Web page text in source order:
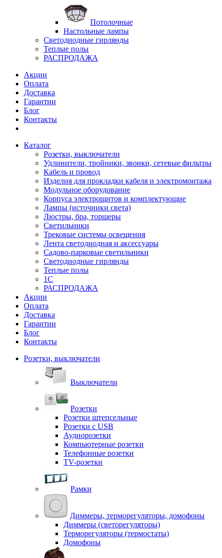
Потолочные
Настольные лампы
Светодиодные гирлянды
Теплые полы
РАСПРОДАЖА
Акции
Оплата
Доставка
Гарантии
Блог
Контакты
Каталог
Розетки, выключатели
Удлинители, тройники, звонки, сетевые фильтры
Кабель и провод
Изделия для прокладки кабеля и электромонтажа
Модульное оборудование
Корпуса электрощитов и комплектующие
Лампы (источники света)
Люстры, бра, торшеры
Светильники
Трековые системы освещения
Лента светодиодная и аксессуары
Садово-парковые светильники
Светодиодные гирлянды
Теплые полы
1С
РАСПРОДАЖА
Акции
Оплата
Доставка
Гарантии
Блог
Контакты
Розетки, выключатели
Выключатели
Розетки
Розетки штепсельные
Розетки с USB
Аудиорозетки
Компьютерные розетки
Телефонные розетки
TV-розетки
Рамки
Диммеры, терморегуляторы, домофоны
Диммеры (светорегуляторы)
Терморегуляторы (термостаты)
Домофоны